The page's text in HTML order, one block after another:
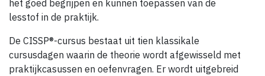
het goed begrijpen en kunnen toepassen van de
lesstof in de praktijk.
De CISSP®-cursus bestaat uit tien klassikale
cursusdagen waarin de theorie wordt afgewisseld met
praktijkcasussen en oefenvragen. Er wordt uitgebreid